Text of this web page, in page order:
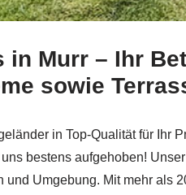
in Murr bei Schmid &
in Murr – Ihr
sowie
in Top-Qualität für Ihr
bestens aufgehoben!
Umgebung. Mit mehr als